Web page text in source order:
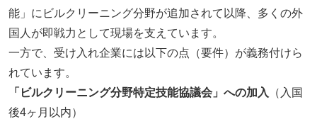
能」にビルクリーニング分野が追加されて以降、多くの外
国人が即戦力として現場を支えています。
一方で、受け入れ企業には以下の点（要件）が義務付けら
れています。
「ビルクリーニング分野特定技能協議会」への加入
（入国
後4ヶ月以内）